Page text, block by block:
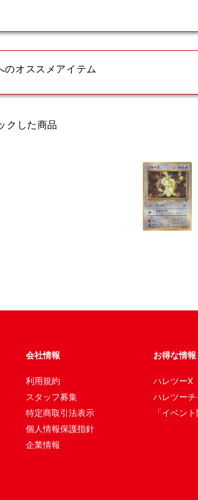
のオススメアイテム
クした商品
会社情報
利用規約
スタッフ募集
特定商取引法表示
個人情報保護指針
企業情報
お得な情報
ハレツーX
ハレツー
「イベン